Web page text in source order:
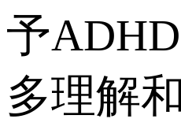
予
多理解